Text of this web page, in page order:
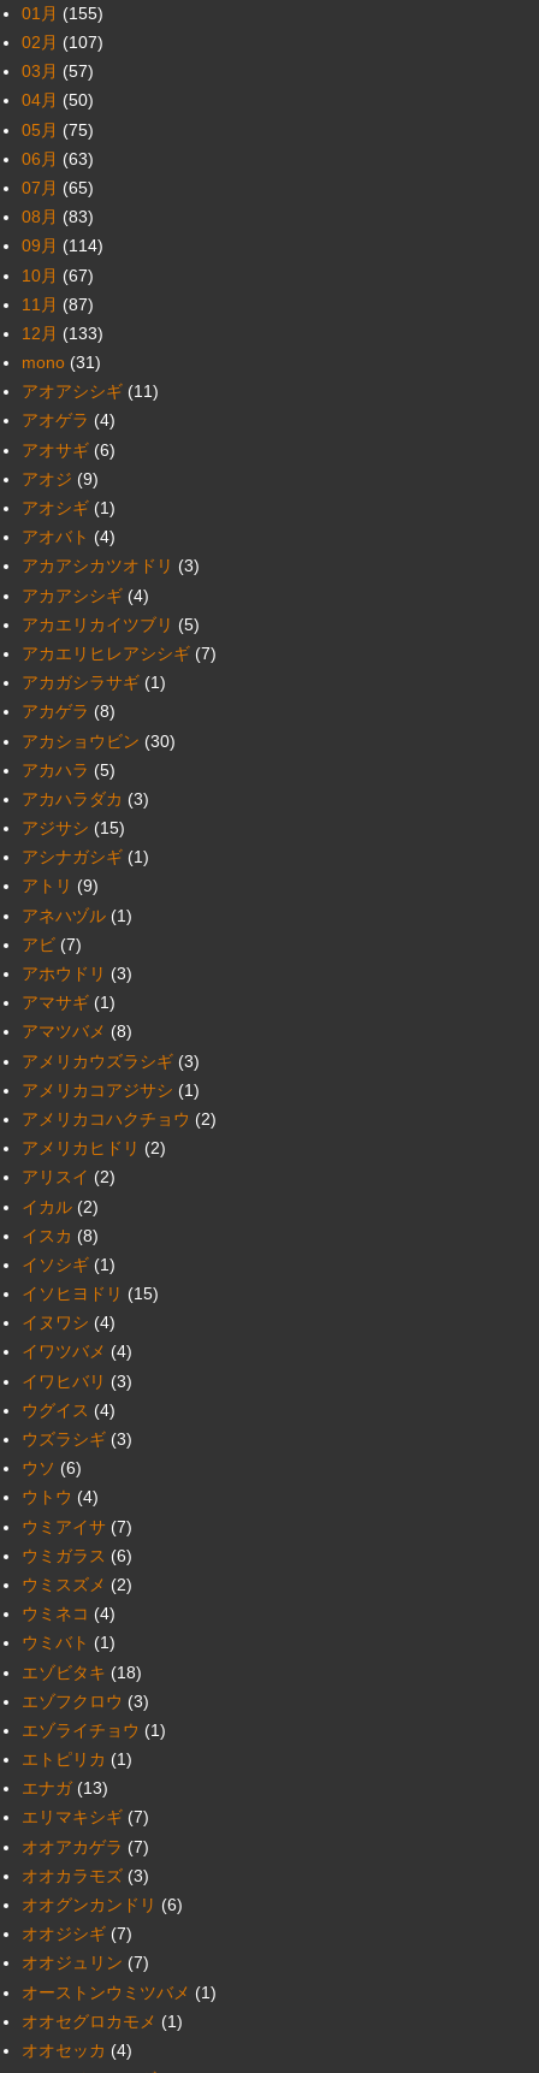
01月 (155)
02月 (107)
03月 (57)
04月 (50)
05月 (75)
06月 (63)
07月 (65)
08月 (83)
09月 (114)
10月 (67)
11月 (87)
12月 (133)
mono (31)
アオアシシギ (11)
アオゲラ (4)
アオサギ (6)
アオジ (9)
アオシギ (1)
アオバト (4)
アカアシカツオドリ (3)
アカアシシギ (4)
アカエリカイツブリ (5)
アカエリヒレアシシギ (7)
アカガシラサギ (1)
アカゲラ (8)
アカショウビン (30)
アカハラ (5)
アカハラダカ (3)
アジサシ (15)
アシナガシギ (1)
アトリ (9)
アネハヅル (1)
アビ (7)
アホウドリ (3)
アマサギ (1)
アマツバメ (8)
アメリカウズラシギ (3)
アメリカコアジサシ (1)
アメリカコハクチョウ (2)
アメリカヒドリ (2)
アリスイ (2)
イカル (2)
イスカ (8)
イソシギ (1)
イソヒヨドリ (15)
イヌワシ (4)
イワツバメ (4)
イワヒバリ (3)
ウグイス (4)
ウズラシギ (3)
ウソ (6)
ウトウ (4)
ウミアイサ (7)
ウミガラス (6)
ウミスズメ (2)
ウミネコ (4)
ウミバト (1)
エゾビタキ (18)
エゾフクロウ (3)
エゾライチョウ (1)
エトピリカ (1)
エナガ (13)
エリマキシギ (7)
オオアカゲラ (7)
オオカラモズ (3)
オオグンカンドリ (6)
オオジシギ (7)
オオジュリン (7)
オーストンウミツバメ (1)
オオセグロカモメ (1)
オオセッカ (4)